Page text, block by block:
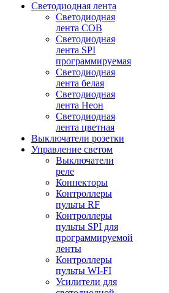
Светодиодная лента
Светодиодная
лента COB
Светодиодная
лента SPI
программируемая
Светодиодная
лента белая
Светодиодная
лента Неон
Светодиодная
лента цветная
Выключатели розетки
Управление светом
Выключатели
реле
Коннекторы
Контроллеры
пульты RF
Контроллеры
пульты SPI для
программируемой
ленты
Контроллеры
пульты WI-FI
Усилители для